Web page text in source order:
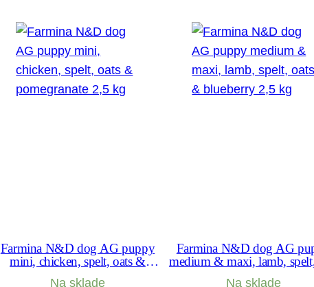
Farmina N&D dog AG puppy
mini, chicken, spelt, oats &
Na sklade
Farmina N&D dog AG
medium & maxi, lamb,
Na sklade